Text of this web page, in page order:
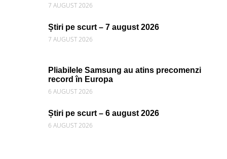
7 AUGUST 2026
Știri pe scurt – 7 august 2026
7 AUGUST 2026
Pliabilele Samsung au atins precomenzi
record în Europa
6 AUGUST 2026
Știri pe scurt – 6 august 2026
6 AUGUST 2026